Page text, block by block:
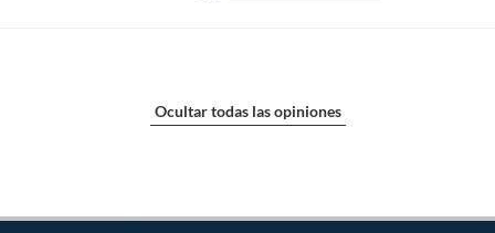
Ocultar todas las opiniones